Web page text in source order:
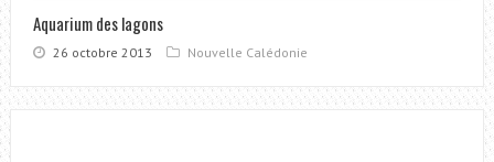
Aquarium des lagons
26 octobre 2013 Nouvelle Calédonie